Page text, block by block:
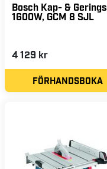
Bosch Kap- &
1600W, GCM 8 SJL
4 129 kr
FÖRHANDSBOKA